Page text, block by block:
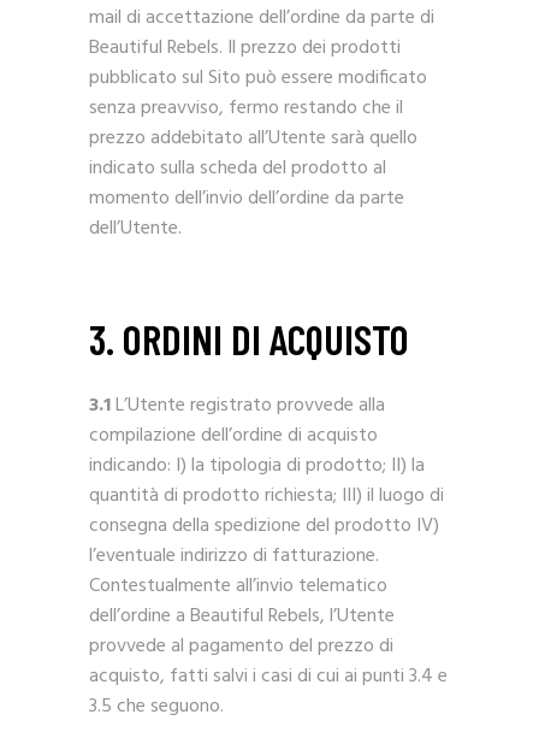
mail di accettazione dell’ordine da parte di
Beautiful Rebels. Il prezzo dei prodotti
pubblicato sul Sito può essere modificato
senza preavviso, fermo restando che il
prezzo addebitato all’Utente sarà quello
indicato sulla scheda del prodotto al
momento dell’invio dell’ordine da parte
dell’Utente.
3. ORDINI DI ACQUISTO
3.1L’Utente registrato provvede alla
compilazione dell’ordine di acquisto
indicando: I) la tipologia di prodotto; II) la
quantità di prodotto richiesta; III) il luogo di
consegna della spedizione del prodotto IV)
l’eventuale indirizzo di fatturazione.
Contestualmente all’invio telematico
dell’ordine a Beautiful Rebels, l’Utente
provvede al pagamento del prezzo di
acquisto, fatti salvi i casi di cui ai punti 3.4 e
3.5 che seguono.